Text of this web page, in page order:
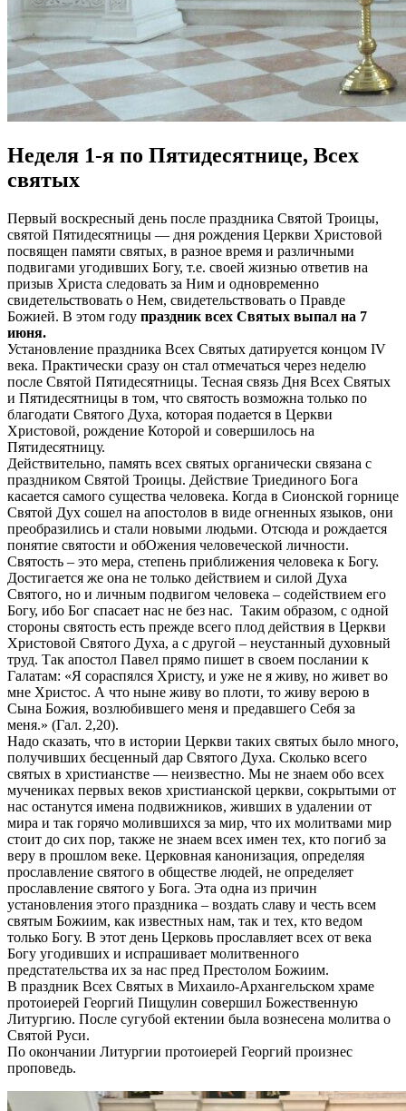
Неделя 1-я по Пятидесятнице, Всех
святых
Первый воскресный день после праздника Святой Троицы,
святой Пятидесятницы — дня рождения Церкви Христовой
посвящен памяти святых, в разное время и различными
подвигами угодивших Богу, т.е. своей жизнью ответив на
призыв Христа следовать за Ним и одновременно
свидетельствовать о Нем, свидетельствовать о Правде
Божией. В этом году праздник всех Святых выпал на 7
июня.
Установление праздника Всех Святых датируется концом IV
века. Практически сразу он стал отмечаться через неделю
после Святой Пятидесятницы. Тесная связь Дня Всех Святых
и Пятидесятницы в том, что святость возможна только по
благодати Святого Духа, которая подается в Церкви
Христовой, рождение Которой и совершилось на
Пятидесятницу.
Действительно, память всех святых органически связана с
праздником Святой Троицы. Действие Триединого Бога
касается самого существа человека. Когда в Сионской горнице
Святой Дух сошел на апостолов в виде огненных языков, они
преобразились и стали новыми людьми. Отсюда и рождается
понятие святости и обОжения человеческой личности.
Святость – это мера, степень приближения человека к Богу.
Достигается же она не только действием и силой Духа
Святого, но и личным подвигом человека – содействием его
Богу, ибо Бог спасает нас не без нас. Таким образом, с одной
стороны святость есть прежде всего плод действия в Церкви
Христовой Святого Духа, а с другой – неустанный духовный
труд. Так апостол Павел прямо пишет в своем послании к
Галатам: «Я сораспялся Христу, и уже не я живу, но живет во
мне Христос. А что ныне живу во плоти, то живу верою в
Сына Божия, возлюбившего меня и предавшего Себя за
меня.» (Гал. 2,20).
Надо сказать, что в истории Церкви таких святых было много,
получивших бесценный дар Святого Духа. Сколько всего
святых в христианстве — неизвестно. Мы не знаем обо всех
мучениках первых веков христианской церкви, сокрытыми от
нас останутся имена подвижников, живших в удалении от
мира и так горячо молившихся за мир, что их молитвами мир
стоит до сих пор, также не знаем всех имен тех, кто погиб за
веру в прошлом веке. Церковная канонизация, определяя
прославление святого в обществе людей, не определяет
прославление святого у Бога. Эта одна из причин
установления этого праздника – воздать славу и честь всем
святым Божиим, как известных нам, так и тех, кто ведом
только Богу. В этот день Церковь прославляет всех от века
Богу угодивших и испрашивает молитвенного
предстательства их за нас пред Престолом Божиим.
В праздник Всех Святых в Михаило-Архангельском храме
протоиерей Георгий Пищулин совершил Божественную
Литургию. После сугубой ектении была вознесена молитва о
Святой Руси.
По окончании Литургии протоиерей Георгий произнес
проповедь.